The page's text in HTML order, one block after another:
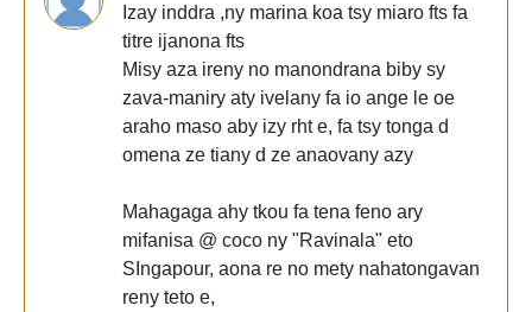
Izay inddra ,ny marina koa tsy miaro fts fa
titre ijanona fts
Misy aza ireny no manondrana biby sy
zava-maniry aty ivelany fa io ange le oe
araho maso aby izy rht e, fa tsy tonga d
omena ze tiany d ze anaovany azy
Mahagaga ahy tkou fa tena feno ary
mifanisa @ coco ny "Ravinala" eto
SIngapour, aona re no mety nahatongavan
reny teto e,